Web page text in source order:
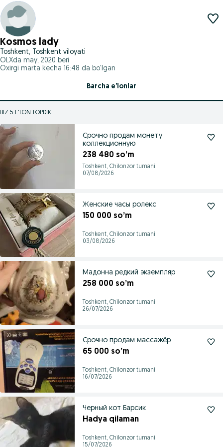
Kosmos lady
Toshkent, Toshkent viloyati
OLXda may, 2020 beri
Oxirgi marta kecha 16:48 da bo'lgan
Barcha e’lonlar
BIZ 5 E'LON TOPDIK
Срочно продам монету
коллекционную
238 480 so’m
Toshkent, Chilonzor tumani
07/08/2026
Женские часы ролекс
150 000 so’m
Toshkent, Chilonzor tumani
03/08/2026
Мадонна редкий экземпляр
258 000 so’m
Toshkent, Chilonzor tumani
26/07/2026
Срочно продам массажёр
65 000 so’m
Toshkent, Chilonzor tumani
16/07/2026
Черный кот Барсик
Hadya qilaman
Toshkent, Chilonzor tumani
15/07/2026